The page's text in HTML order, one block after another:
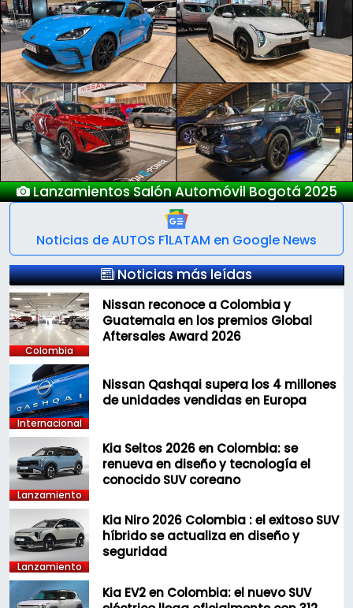
Nuevo Deepal S05
Previous Next
Noticias de AUTOS F1LATAM en Google News
Noticias más leídas
Colombia
Nissan reconoce a Colombia y
Guatemala en los premios Global
Aftersales Award 2026
Internacional
Nissan Qashqai supera los 4 millones
de unidades vendidas en Europa
Lanzamiento
Kia Seltos 2026 en Colombia: se
renueva en diseño y tecnología el
conocido SUV coreano
Lanzamiento
Kia Niro 2026 Colombia : el exitoso SUV
híbrido se actualiza en diseño y
seguridad
Kia EV2 en Colombia: el nuevo SUV